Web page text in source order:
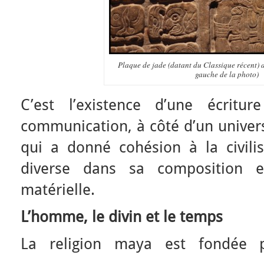
Plaque de jade (datant du Classique récent)
gauche de la photo)
C’est l’existence d’une
communication, à côté d’un
qui a donné cohésion à la
diverse dans sa composition
matérielle.
L’homme, le divin et le temps
La religion maya est fondée